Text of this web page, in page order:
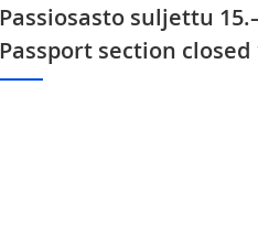
Passiosasto suljettu
Passport section closed